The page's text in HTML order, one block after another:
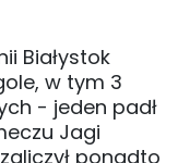
Białystok
w tym 3
- jeden padł
Jagi
ponadto